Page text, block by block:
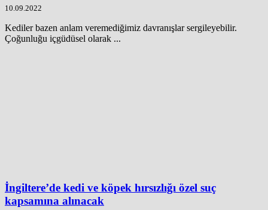
10.09.2022
Kediler bazen anlam veremediğimiz davranışlar sergileyebilir.
Çoğunluğu içgüdüsel olarak ...
İngiltere’de kedi ve köpek hırsızlığı özel suç
kapsamına alınacak